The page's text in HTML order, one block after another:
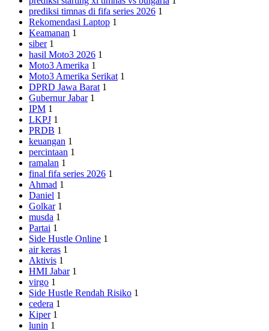
prediksi timnas di fifa series 2026 1
Rekomendasi Laptop 1
Keamanan 1
siber 1
hasil Moto3 2026 1
Moto3 Amerika 1
Moto3 Amerika Serikat 1
DPRD Jawa Barat 1
Gubernur Jabar 1
IPM 1
LKPJ 1
PRDB 1
keuangan 1
percintaan 1
ramalan 1
final fifa series 2026 1
Ahmad 1
Daniel 1
Golkar 1
musda 1
Partai 1
Side Hustle Online 1
air keras 1
Aktivis 1
HMI Jabar 1
virgo 1
Side Hustle Rendah Risiko 1
cedera 1
Kiper 1
lunin 1